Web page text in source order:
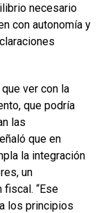
necesario
con autonomía y
ver con la
que podría
las
que en
la integración
un
fiscal. “Ese
los principios